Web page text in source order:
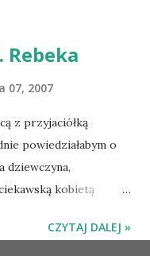
Rebeka
07, 2007
z przyjaciółką
powiedziałabym o
dziewczyna,
kobietą
Manderley,
CZYTAJ DALEJ »